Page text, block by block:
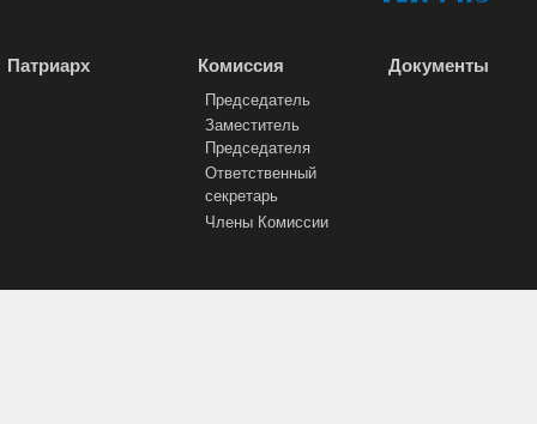
Патриарх Комиссия
Председатель
Заместитель
Председателя
Ответственный
секретарь
Члены Комиссии
Документы